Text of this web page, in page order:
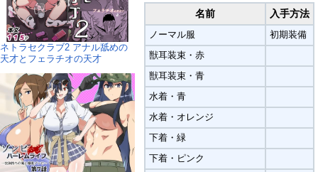
名前 入手方法
ノーマル服
初期装備
獣耳装束・赤
獣耳装束・青
水着・青
水着・オレンジ
下着・緑
下着・ピンク
ネトラセクラブ2 アナル舐めの
天才とフェラチオの天才